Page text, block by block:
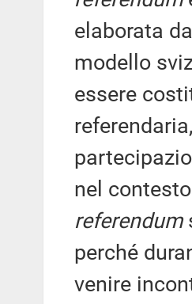
elaborata
modello
essere
nel
referendum
perché
venire